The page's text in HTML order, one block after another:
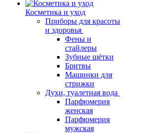
Косметика и уход
Приборы для красоты
и здоровья
Фены и
стайлеры
Зубные щётки
Бритвы
Машинки для
стрижки
Духи, туалетная вода
Парфюмерия
женская
Парфюмерия
мужская